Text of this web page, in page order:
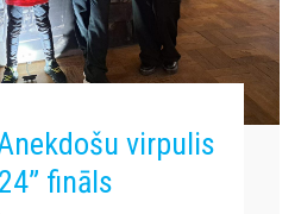
virpulis
fināls